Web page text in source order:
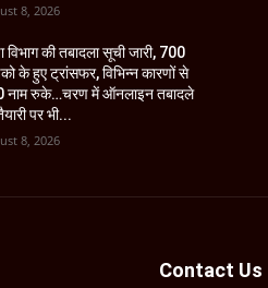
8, 2026
विभाग की तबादला सूची जारी, 700
के हुए ट्रांसफर, विभिन्न कारणों से
नाम रुके…चरण में ऑनलाइन तबादले
पर भी...
8, 2026
Contact Us